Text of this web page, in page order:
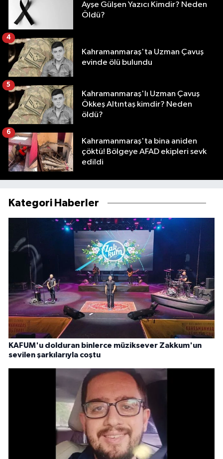
Ayşe Gülşen Yazıcı Kimdir? Neden
Öldü?
Kahramanmaraş'ta Uzman Çavuş
evinde ölü bulundu
4
Kahramanmaraş'lı Uzman Çavuş
Ökkeş Altıntaş kimdir? Neden
öldü?
5
Kahramanmaraş'ta bina aniden
çöktü! Bölgeye AFAD ekipleri sevk
edildi
6
Kategori Haberler
KAFUM'u dolduran binlerce müziksever Zakkum'un
sevilen şarkılarıyla coştu